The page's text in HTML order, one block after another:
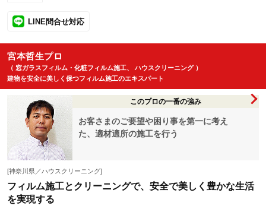
LINE問合せ対応
宮本哲生プロ
（ 窓ガラスフィルム・化粧フィルム施工、 ハウスクリーニング ）
建物を安全に美しく保つフィルム施工のエキスパート
このプロの一番の強み
お客さまのご要望や困り事を第一に考え
た、適材適所の施工を行う
[神奈川県／ハウスクリーニング]
フィルム施工とクリーニングで、安全で美しく豊かな生活
を実現する